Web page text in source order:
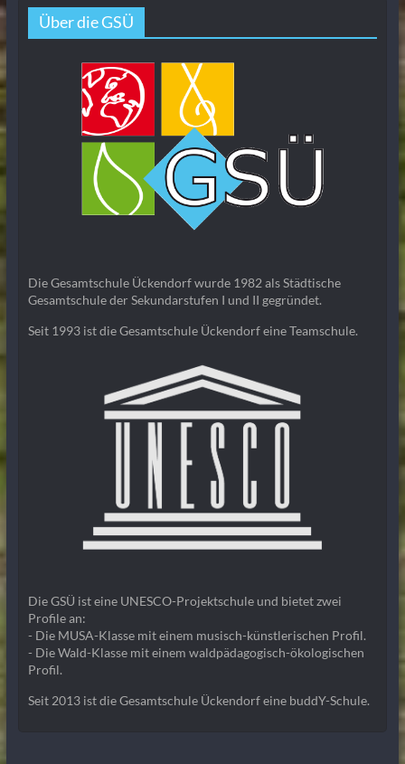
Über die GSÜ
Die Gesamtschule Ückendorf wurde 1982 als Städtische
Gesamtschule der Sekundarstufen I und II gegründet.
Seit 1993 ist die Gesamtschule Ückendorf eine Teamschule.
Die GSÜ ist eine UNESCO-Projektschule und bietet zwei
Profile an:
- Die MUSA-Klasse mit einem musisch-künstlerischen Profil.
- Die Wald-Klasse mit einem waldpädagogisch-ökologischen
Profil.
Seit 2013 ist die Gesamtschule Ückendorf eine buddY-Schule.